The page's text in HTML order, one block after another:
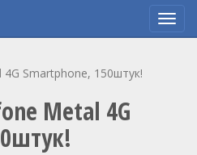
Smartphone, 150штук!
Metal 4G